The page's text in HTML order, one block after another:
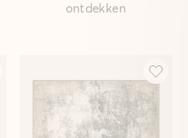
ontdekken